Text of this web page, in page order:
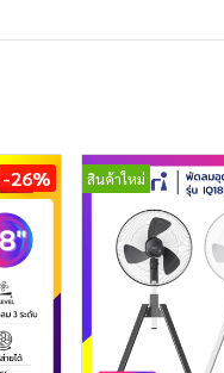
-26% สินค้าใหม่